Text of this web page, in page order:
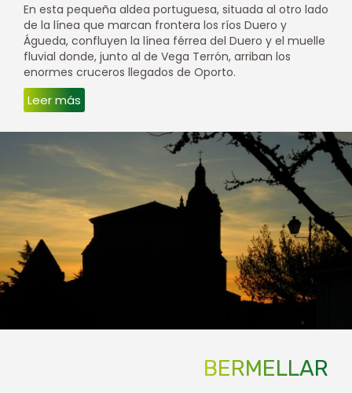
En esta pequeña aldea portuguesa, situada al otro lado
de la línea que marcan frontera los ríos Duero y
Águeda, confluyen la línea férrea del Duero y el muelle
fluvial donde, junto al de Vega Terrón, arriban los
enormes cruceros llegados de Oporto.
Leer más
BERMELLAR